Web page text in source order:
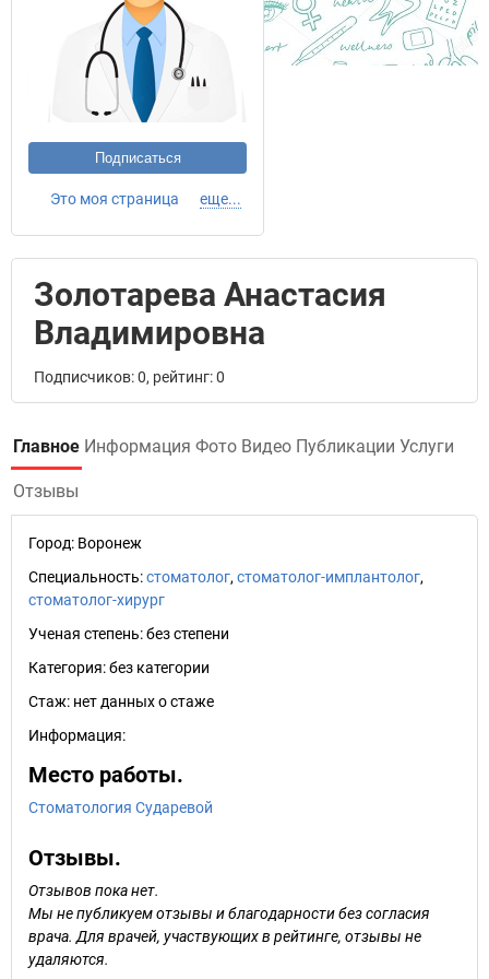
Подписаться
Это моя страница еще...
Золотарева Анастасия
Владимировна
Подписчиков: 0, рейтинг: 0
Главное Информация Фото Видео Публикации Услуги
Отзывы
Город: Воронеж
Специальность:стоматолог, стоматолог-имплантолог,
стоматолог-хирург
Ученая степень:без степени
Категория:без категории
Стаж: нет данных о стаже
Информация:
Место работы.
Стоматология Сударевой
Отзывы.
Отзывов пока нет.
Мы не публикуем отзывы и благодарности без согласия
врача. Для врачей, участвующих в рейтинге, отзывы не
удаляются.